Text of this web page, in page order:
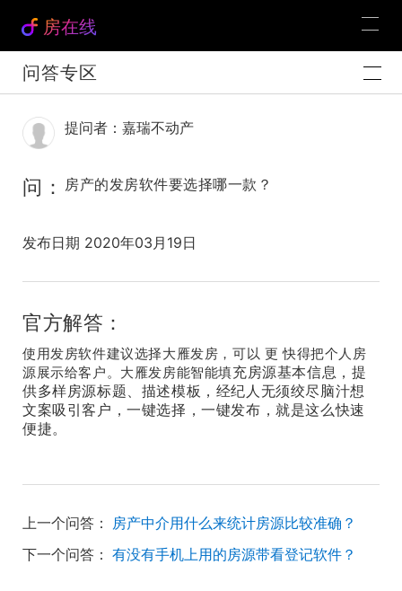
房在线
问答专区
提问者：嘉瑞不动产
问： 房产的发房软件要选择哪一款？
发布日期 2020年03月19日
官方解答：
使用发房软件建议选择大雁发房，可以 更 快得把个人房
源展示给客户。大雁发房能智能填充房源基本信息，提
供多样房源标题、描述模板，经纪人无须绞尽脑汁想
文案吸引客户，一键选择，一键发布，就是这么快速
便捷。
上一个问答： 房产中介用什么来统计房源比较准确？
下一个问答： 有没有手机上用的房源带看登记软件？